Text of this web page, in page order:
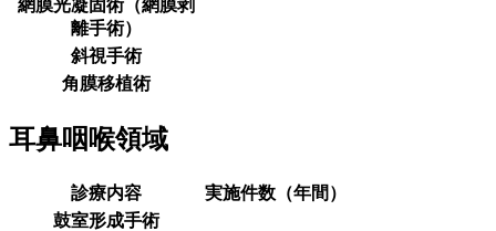
網膜光凝固術（網膜剥
離手術）
斜視手術
角膜移植術
耳鼻咽喉領域
診療内容
実施件数（年間）
鼓室形成手術